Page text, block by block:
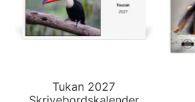
Tukan 2027